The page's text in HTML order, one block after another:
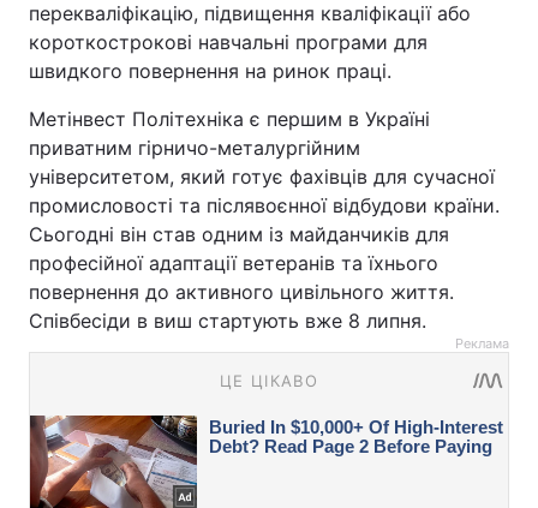
перекваліфікацію, підвищення кваліфікації або
короткострокові навчальні програми для
швидкого повернення на ринок праці.
Метінвест Політехніка є першим в Україні
приватним гірничо-металургійним
університетом, який готує фахівців для сучасної
промисловості та післявоєнної відбудови країни.
Сьогодні він став одним із майданчиків для
професійної адаптації ветеранів та їхнього
повернення до активного цивільного життя.
Співбесіди в виш стартують вже 8 липня.
Реклама